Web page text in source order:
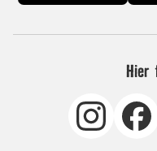
Hier